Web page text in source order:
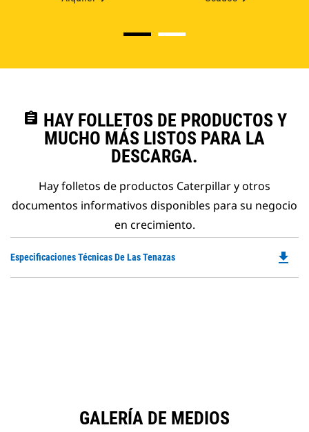
assignment HAY FOLLETOS DE PRODUCTOS Y
MUCHO MÁS LISTOS PARA LA
DESCARGA.
Hay folletos de productos Caterpillar y otros
documentos informativos disponibles para su negocio
en crecimiento.
Especificaciones Técnicas De Las Tenazas file_download
GALERÍA DE MEDIOS